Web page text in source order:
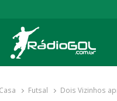
Gol
mais de 20 anos com as
Casa Futsal Dois Vizinhos